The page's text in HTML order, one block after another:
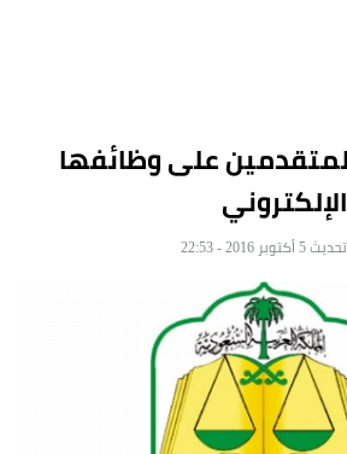
على وظائفها